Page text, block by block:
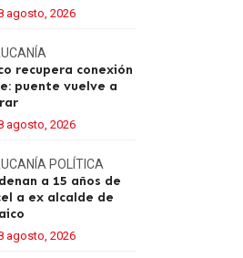
agosto, 2026
recupera conexión
puente vuelve a
agosto, 2026
POLÍTICA
a 15 años de
a ex alcalde de
agosto, 2026